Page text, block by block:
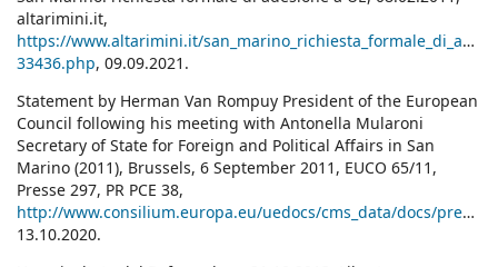
altarimini.it,
https://www.altarimini.it/
33436.php, 09.09.2021.
Statement by Herman Van Rompuy President of the European
Council following his meeting with Antonella Mularoni
Secretary of State for Foreign and Political Affairs in San
Marino (2011), Brussels, 6 September 2011, EUCO 65/11,
Presse 297, PR PCE 38,
http://www.consilium.europa.eu/uedocs/cms_data/docs/pressdata/en/ec/124509.pdf
13.10.2020.